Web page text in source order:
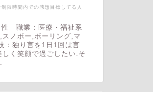
限時間内での感想目標してる人
性 職業：医療・福祉系
スノボー,ボーリング,マ
：独り言を1日1回は言
しく笑顔で過ごしたい.そ